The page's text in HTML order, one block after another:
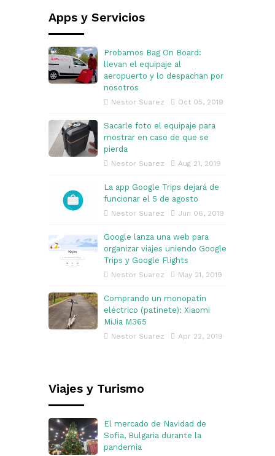
Apps y Servicios
Probamos Bag On Board:
llevan el equipaje al
aeropuerto y lo despachan por
nosotros
Nestor Suarez Oct 05, 2019
Sacarle foto el equipaje para
mostrar en caso de que se
pierda
Nestor Suarez Aug 21, 2019
La app Google Trips dejará de
funcionar el 5 de agosto
Nestor Suarez Jun 06, 2019
Google lanza una web para
organizar viajes uniendo Google
Trips y Google Flights
Nestor Suarez May 21, 2019
Comprando un monopatín
eléctrico (patinete): Xiaomi
MiJia M365
Nestor Suarez Apr 22, 2019
Viajes y Turismo
El mercado de Navidad de
Sofia, Bulgaria durante la
pandemia